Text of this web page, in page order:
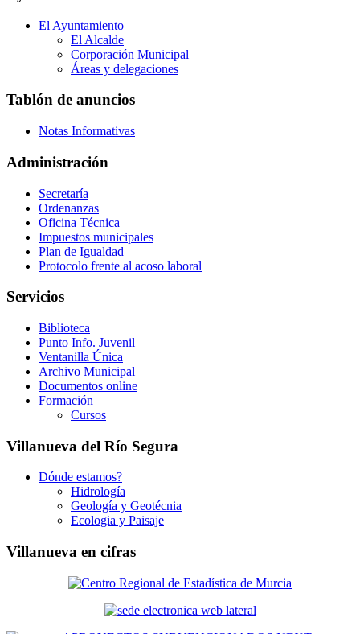
El Ayuntamiento
El Alcalde
Corporación Municipal
Áreas y delegaciones
Tablón de anuncios
Notas Informativas
Administración
Secretaría
Ordenanzas
Oficina Técnica
Impuestos municipales
Plan de Igualdad
Protocolo frente al acoso laboral
Servicios
Biblioteca
Punto Info. Juvenil
Ventanilla Única
Archivo Municipal
Documentos online
Formación
Cursos
Villanueva del Río Segura
Dónde estamos?
Hidrología
Geología y Geotécnia
Ecologia y Paisaje
Villanueva en cifras